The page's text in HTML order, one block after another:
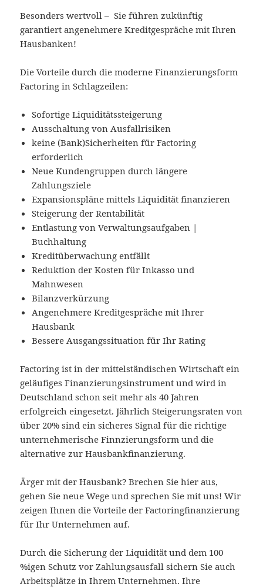
Besonders wertvoll – Sie führen zukünftig
garantiert angenehmere Kreditgespräche mit Ihren
Hausbanken!
Die Vorteile durch die moderne Finanzierungsform
Factoring in Schlagzeilen:
Sofortige Liquiditätssteigerung
Ausschaltung von Ausfallrisiken
keine (Bank)Sicherheiten für Factoring
erforderlich
Neue Kundengruppen durch längere
Zahlungsziele
Expansionspläne mittels Liquidität finanzieren
Steigerung der Rentabilität
Entlastung von Verwaltungsaufgaben |
Buchhaltung
Kreditüberwachung entfällt
Reduktion der Kosten für Inkasso und
Mahnwesen
Bilanzverkürzung
Angenehmere Kreditgespräche mit Ihrer
Hausbank
Bessere Ausgangssituation für Ihr Rating
Factoring ist in der mittelständischen Wirtschaft ein
geläufiges Finanzierungsinstrument und wird in
Deutschland schon seit mehr als 40 Jahren
erfolgreich eingesetzt. Jährlich Steigerungsraten von
über 20% sind ein sicheres Signal für die richtige
unternehmerische Finnzierungsform und die
alternative zur Hausbankfinanzierung.
Ärger mit der Hausbank? Brechen Sie hier aus,
gehen Sie neue Wege und sprechen Sie mit uns! Wir
zeigen Ihnen die Vorteile der Factoringfinanzierung
für Ihr Unternehmen auf.
Durch die Sicherung der Liquidität und dem 100
%igen Schutz vor Zahlungsausfall sichern Sie auch
Arbeitsplätze in Ihrem Unternehmen. Ihre